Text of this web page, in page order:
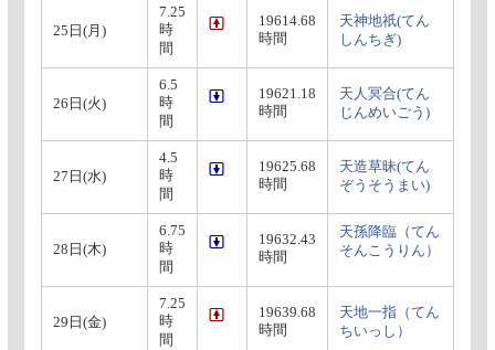
25日(月)
7.25
時
間
19614.68
時間
天神地祇(てん
しんちぎ)
26日(火)
6.5
時
間
19621.18
時間
天人冥合(てん
じんめいごう)
27日(水)
4.5
時
間
19625.68
時間
天造草昧(てん
ぞうそうまい)
28日(木)
6.75
時
間
19632.43
時間
天孫降臨（てん
そんこうりん）
29日(金)
7.25
時
間
19639.68
時間
天地一指（てん
ちいっし）